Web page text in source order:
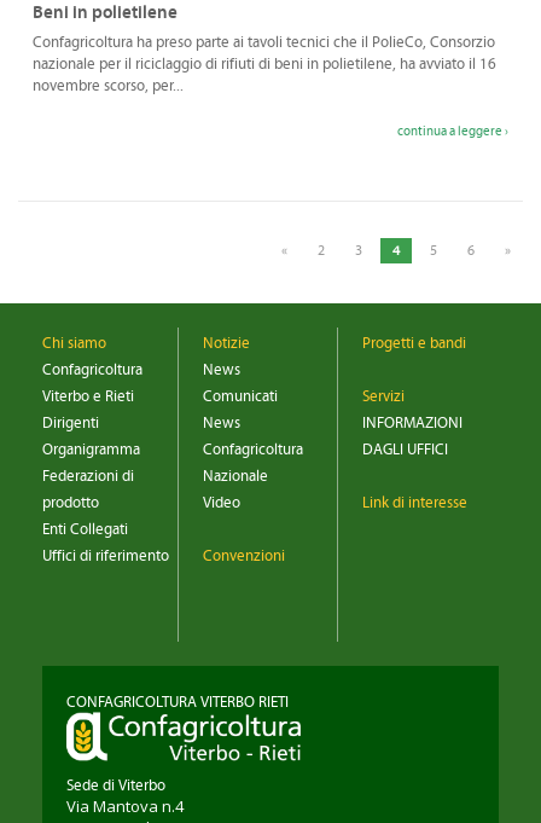
Beni in polietilene
Confagricoltura ha preso parte ai tavoli tecnici che il PolieCo, Consorzio
nazionale per il riciclaggio di rifiuti di beni in polietilene, ha avviato il 16
novembre scorso, per...
continua a leggere ›
« 2 3 4 5 6 »
Chi siamo
Confagricoltura
Viterbo e Rieti
Dirigenti
Organigramma
Federazioni di
prodotto
Enti Collegati
Uffici di riferimento
Notizie
News
Comunicati
News
Confagricoltura
Nazionale
Video
Convenzioni
Progetti e bandi
Servizi
INFORMAZIONI
DAGLI UFFICI
Link di interesse
CONFAGRICOLTURA VITERBO RIETI
Sede di Viterbo
Via Mantova n.4